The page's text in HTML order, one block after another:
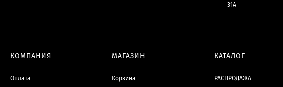
31А
КОМПАНИЯ
Оплата
МАГАЗИН
Корзина
КАТАЛОГ
РАСПРОДАЖА